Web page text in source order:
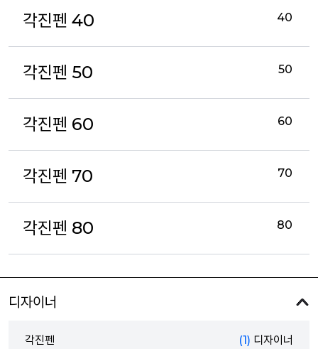
각진펜 40 40
각진펜 50 50
각진펜 60 60
각진펜 70 70
각진펜 80 80
디자이너
각진펜 (1) 디자이너